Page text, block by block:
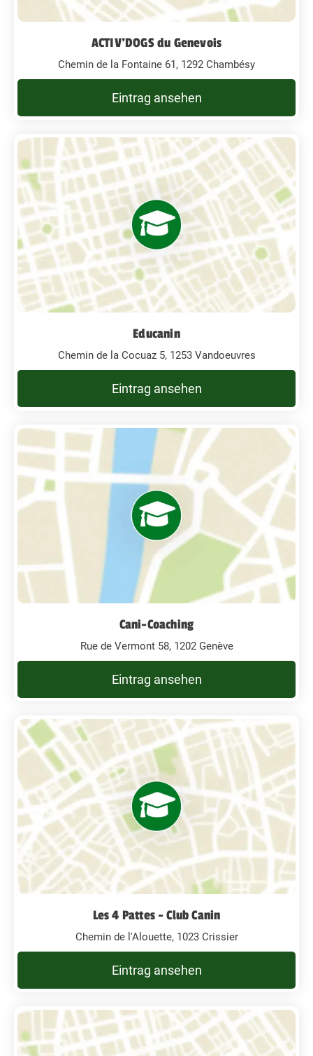
ACTIV'DOGS du Genevois
Chemin de la Fontaine 61, 1292 Chambésy
Eintrag ansehen
Educanin
Chemin de la Cocuaz 5, 1253 Vandoeuvres
Eintrag ansehen
Cani-Coaching
Rue de Vermont 58, 1202 Genève
Eintrag ansehen
Les 4 Pattes - Club Canin
Chemin de l'Alouette, 1023 Crissier
Eintrag ansehen